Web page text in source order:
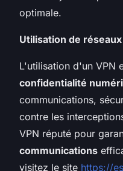
optimale.
Utilisation de réseaux
L'utilisation d'un VPN
confidentialité
communications,
contre les
VPN réputé pour
communications
visitez le site https://